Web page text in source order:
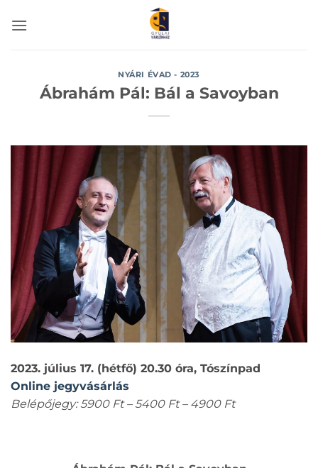
NYÁRI ÉVAD - 2023
Ábrahám Pál: Bál a Savoyban
2023. július 17. (hétfő) 20.30 óra, Tószínpad
Online jegyvásárlás
Belépőjegy: 5900 Ft – 5400 Ft – 4900 Ft